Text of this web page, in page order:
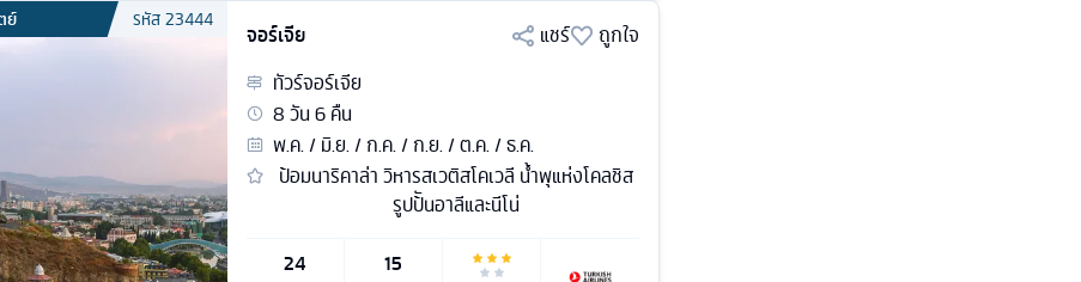
ย์ รหัส23444
จอร์เจีย แชร์
ถูกใจ
ทัวร์จอร์เจีย
8วัน6คืน
พ.ค. / มิ.ย. / ก.ค. / ก.ย. / ต.ค. / ธ.ค.
ป้อมนาริคาล่า วิหารสเวติสโคเวลี น้ำพุแห่งโคลชิส
รูปป้ันอาลีและนีโน่
24
15